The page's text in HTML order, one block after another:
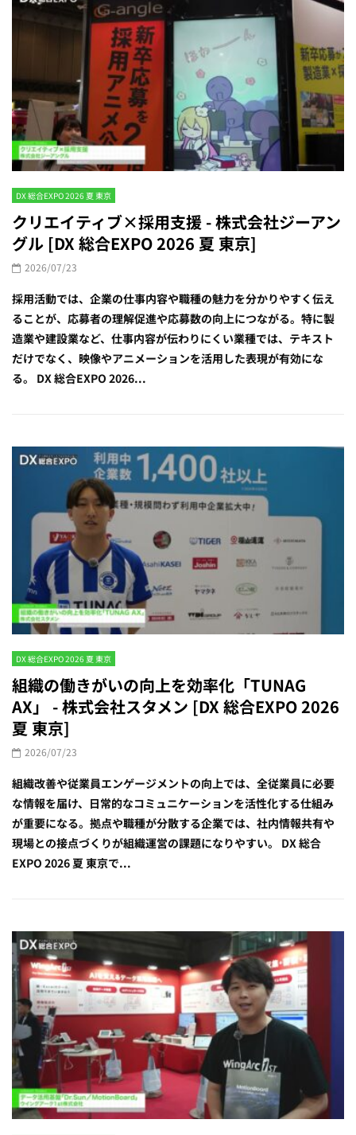
DX 総合EXPO 2026 夏 東京
クリエイティブ×採用支援 - 株式会社ジーアン
グル [DX 総合EXPO 2026 夏 東京]
2026/07/23
採用活動では、企業の仕事内容や職種の魅力を分かりやすく伝え
ることが、応募者の理解促進や応募数の向上につながる。特に製
造業や建設業など、仕事内容が伝わりにくい業種では、テキスト
だけでなく、映像やアニメーションを活用した表現が有効にな
る。 DX 総合EXPO 2026...
DX 総合EXPO 2026 夏 東京
組織の働きがいの向上を効率化「TUNAG
AX」 - 株式会社スタメン [DX 総合EXPO 2026
夏 東京]
2026/07/23
組織改善や従業員エンゲージメントの向上では、全従業員に必要
な情報を届け、日常的なコミュニケーションを活性化する仕組み
が重要になる。拠点や職種が分散する企業では、社内情報共有や
現場との接点づくりが組織運営の課題になりやすい。 DX 総合
EXPO 2026 夏 東京で...